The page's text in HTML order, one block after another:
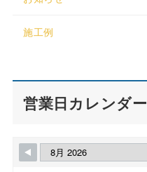
施工例
営業日カレンダー